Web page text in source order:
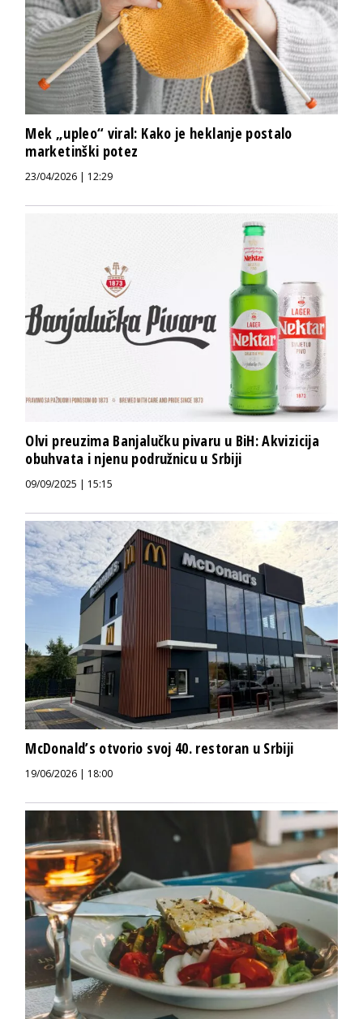
Mek „upleo“ viral: Kako je heklanje postalo
marketinški potez
23/04/2026 | 12:29
Olvi preuzima Banjalučku pivaru u BiH: Akvizicija
obuhvata i njenu podružnicu u Srbiji
09/09/2025 | 15:15
McDonald’s otvorio svoj 40. restoran u Srbiji
19/06/2026 | 18:00